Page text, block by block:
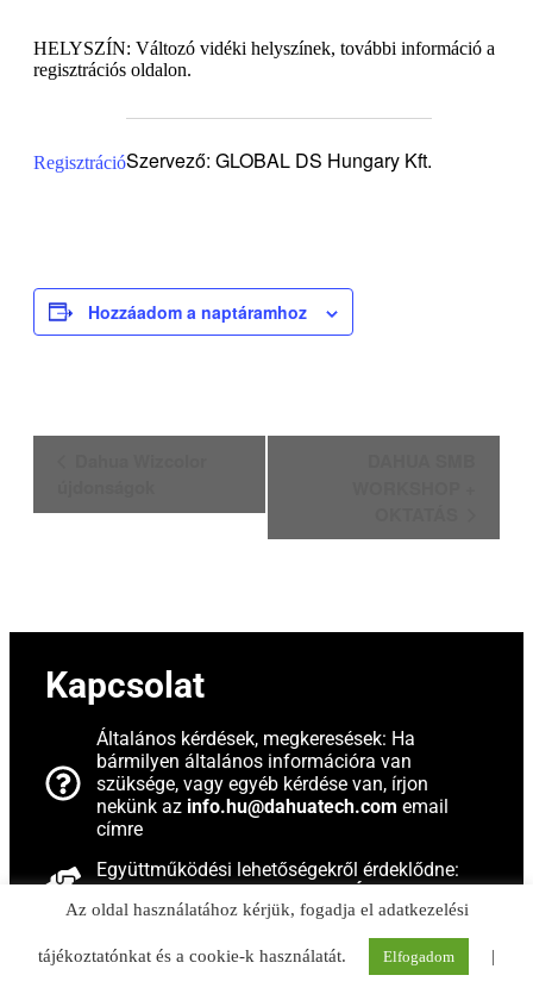
HELYSZÍN: Változó vidéki helyszínek, további információ a
regisztrációs oldalon.
RegisztrációSzervező: GLOBAL DS Hungary Kft.
Hozzáadom a naptáramhoz
Kapcsolat
Általános kérdések, megkeresések: Ha
bármilyen általános információra van
szüksége, vagy egyéb kérdése van, írjon
nekünk az info.hu@dahuatech.com email
címre
Együttműködési lehetőségekről érdeklődne:
Keresse kizárólagosDISZTRIBÚTORAINKAT.
kérdések esetén: Ha technikai nehézsége
adódott, vagy termékeinkkel kapcsolatban van
Az oldal használatához kérjük, fogadja el adatkezelési
tájékoztatónkat és a cookie-k használatát. Elfogadom |